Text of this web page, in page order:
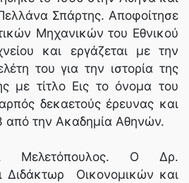
Σπάρτης. Αποφοίτησε
Μηχανικών του Εθνικού
και εργάζεται με την
του για την ιστορία της
με τίτλο Εις το όνομα του
δεκαετούς έρευνας και
από την Ακαδημία Αθηνών.
Μελετόπουλος. Ο Δρ.
Διδάκτωρ Οικονομικών και